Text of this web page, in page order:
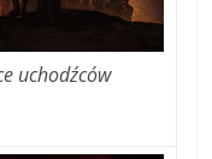
uchodźców